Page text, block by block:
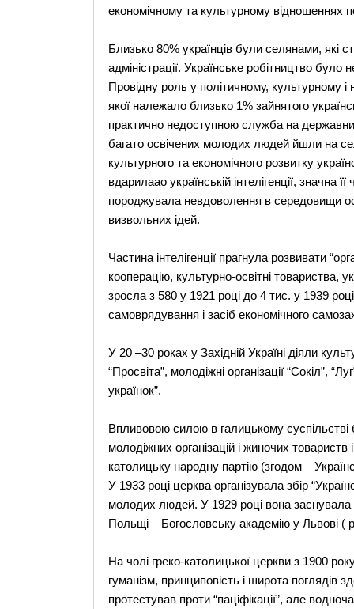
економічному та культурному відношеннях
Близько 80% українців були селянами, які
адміністрації. Українське робітництво
Провідну роль у політичному, культурному і
якої належало близько 1% зайнятого
практично недоступною служба на
багато освічених молодих людей йшли на
культурного та економічного розвитку
вдарилаао українській інтелігенції, значна
породжувала невдоволення в середовищи
визвольних ідей.
Частина інтелігенції прагнула розвивати
кооперацію, культурно-освітні товариства,
зросла з 580 у 1921 році до 4 тис. у 1939
самоврядування і засіб економічного
У 20 –30 роках у Західній Україні діяли
“Просвіта”, молодіжні організації “Сокіл”,
українок”.
Впливовою силою в галицькому
молодіжних організацій і жиночих товариств
католицьку народну партію (згодом –
У 1933 році церква організувала збір
молодих людей. У 1929 році вона
Польщі – Богословську академію у Львові (
На чолі греко-католицької церкви з 1900
гуманізм, принциповість і широта поглядів
протестував проти “паціфікації”, але